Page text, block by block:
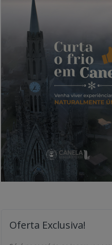
Oferta Exclusiva!